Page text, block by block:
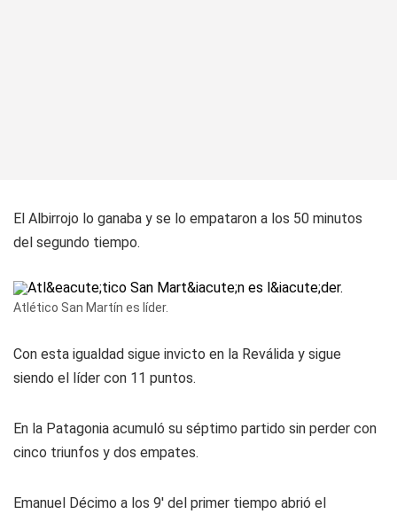
El Albirrojo lo ganaba y se lo empataron a los 50 minutos
del segundo tiempo.
Atlético San Martín es líder.
Con esta igualdad sigue invicto en la Reválida y sigue
siendo el líder con 11 puntos.
En la Patagonia acumuló su séptimo partido sin perder con
cinco triunfos y dos empates.
Emanuel Décimo a los 9' del primer tiempo abrió el